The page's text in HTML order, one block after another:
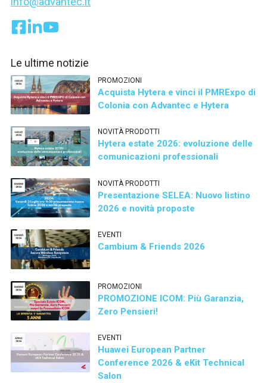
Le ultime notizie
PROMOZIONI
Acquista Hytera e vinci il PMRExpo di
Colonia con Advantec e Hytera
NOVITÀ PRODOTTI
Hytera estate 2026: evoluzione delle
comunicazioni professionali
NOVITÀ PRODOTTI
Presentazione SELEA: Nuovo listino
2026 e novità proposte
EVENTI
Cambium & Friends 2026
PROMOZIONI
PROMOZIONE ICOM: Più Garanzia,
Zero Pensieri!
EVENTI
Huawei European Partner
Conference 2026 & eKit Technical
Salon